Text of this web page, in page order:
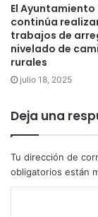
El Ayuntamiento
continúa
trabajos de
nivelado de
rurales
julio 18, 2025
Deja una
Tu dirección de
obligatorios están